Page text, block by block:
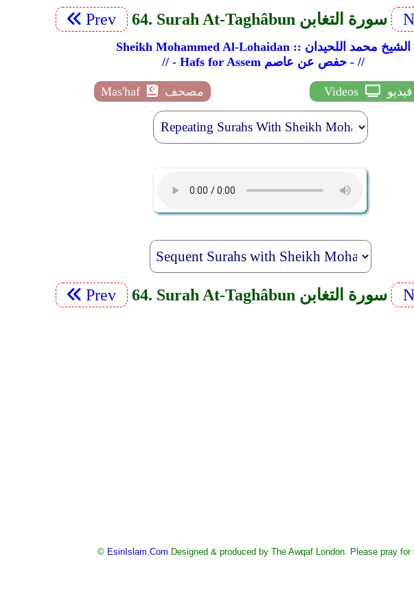
Prev 64. Surah At-Taghâbun سورة التغابن
Sheikh Mohammed Al-Lohaidan :: الشيخ محمد اللحيدان
// - Hafs for Assem حفص عن عاصم - //
Mas'haf مصحف Videos فيديو
Prev 64. Surah At-Taghâbun سورة التغابن
© EsinIslam.Com Designed & produced by The Awqaf London. Please pray for